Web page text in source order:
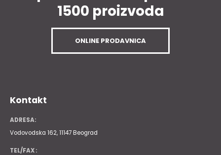
1500 proizvoda
ONLINE PRODAVNICA
Kontakt
ADRESA:
Vodovodska 162, 11147 Beograd
TEL/FAX :